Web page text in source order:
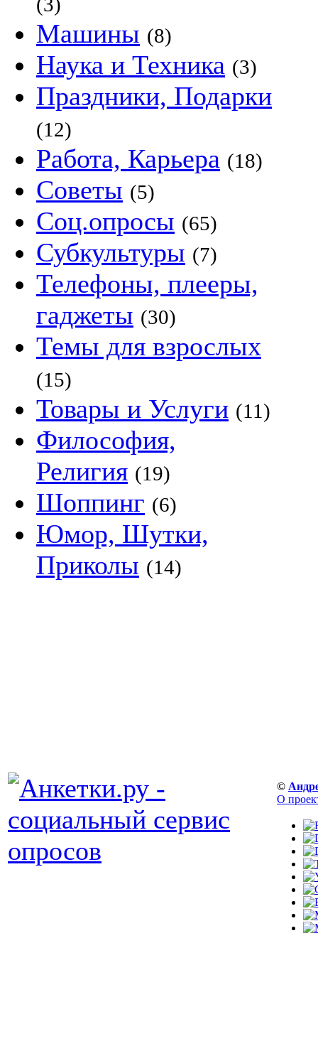
Машины (8)
Наука и Техника (3)
Праздники, Подарки
(12)
Работа, Карьера (18)
Советы (5)
Соц.опросы (65)
Субкультуры (7)
Телефоны, плееры,
гаджеты (30)
Темы для взрослых
(15)
Товары и Услуги (11)
Философия,
Религия (19)
Шоппинг (6)
Юмор, Шутки,
Приколы (14)
©
О